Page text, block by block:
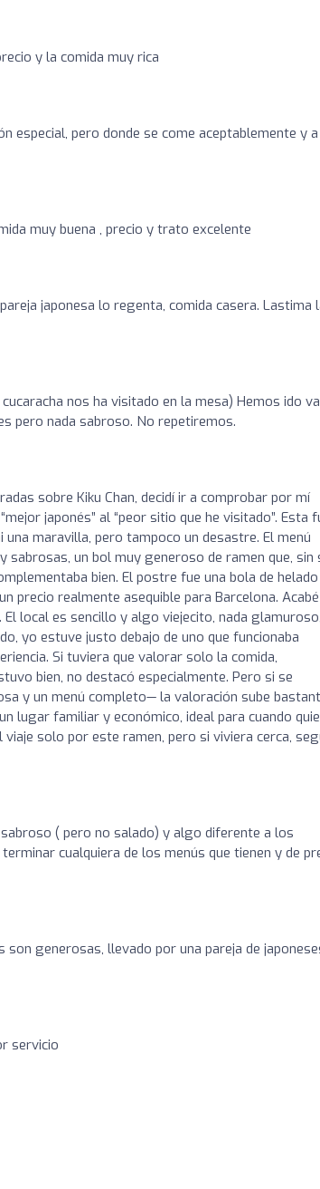
y la comida muy rica
especial, pero donde se come aceptablemente y a
muy buena , precio y trato excelente
japonesa lo regenta, comida casera. Lastima
nos ha visitado en la mesa) Hemos ido
pero nada sabroso. No repetiremos.
sobre Kiku Chan, decidí ir a comprobar por mí
japonés” al “peor sitio que he visitado”. Esta
maravilla, pero tampoco un desastre. El menú
un bol muy generoso de ramen que, sin
bien. El postre fue una bola de
precio realmente asequible para Barcelona.
local es sencillo y algo viejecito, nada
yo estuve justo debajo de uno que funcionaba
Si tuviera que valorar solo la comida,
bien, no destacó especialmente. Pero si se
y un menú completo— la valoración sube
lugar familiar y económico, ideal para cuando
solo por este ramen, pero si viviera cerca,
( pero no salado) y algo diferente a los
cualquiera de los menús que tienen y de
son generosas, llevado por una pareja de
servicio